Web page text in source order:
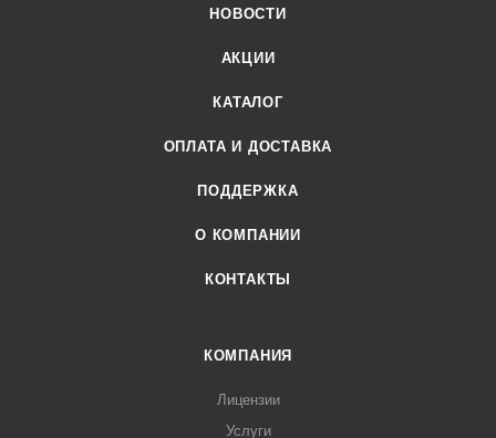
НОВОСТИ
АКЦИИ
КАТАЛОГ
ОПЛАТА И ДОСТАВКА
ПОДДЕРЖКА
О КОМПАНИИ
КОНТАКТЫ
КОМПАНИЯ
Лицензии
Услуги